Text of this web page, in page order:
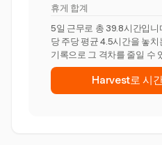
휴게 합계
5일 근무로 총 39.8시간입니
당 주당 평균 4.5시간을 놓
기록으로 그 격차를 줄일 수
Harvest로 시